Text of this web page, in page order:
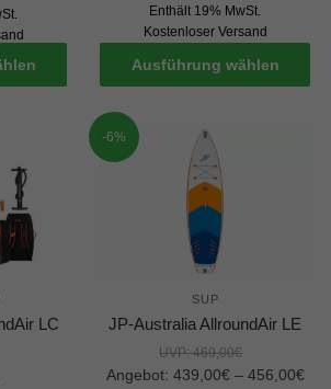
Enthält 19% MwSt.
Kostenloser Versand
Ausführung wählen
LC
-6%
SUP
JP-Australia AllroundAir LE
UVP:469,00€
Angebot: 439,00€– 456,00€